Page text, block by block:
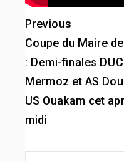
Previous
Coupe du Maire
: Demi-finales
Mermoz et AS
US Ouakam cet
midi